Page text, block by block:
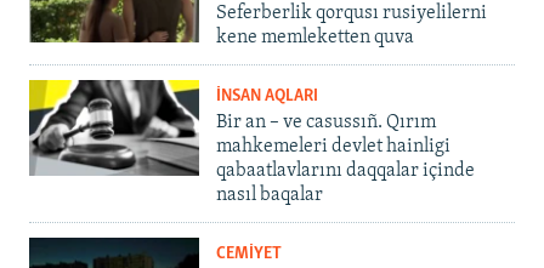
Seferberlik qorqusı rusiyelilerni
kene memleketten quva
İNSAN AQLARI
Bir an – ve casussıñ. Qırım
mahkemeleri devlet hainligi
qabaatlavlarını daqqalar içinde
nasıl baqalar
CEMİYET